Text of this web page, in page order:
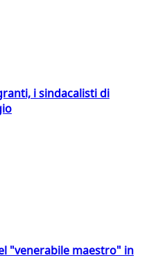
i sindacalisti di
"venerabile maestro" in